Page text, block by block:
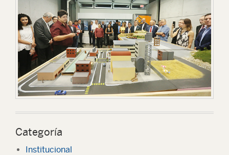
Categoría
Institucional